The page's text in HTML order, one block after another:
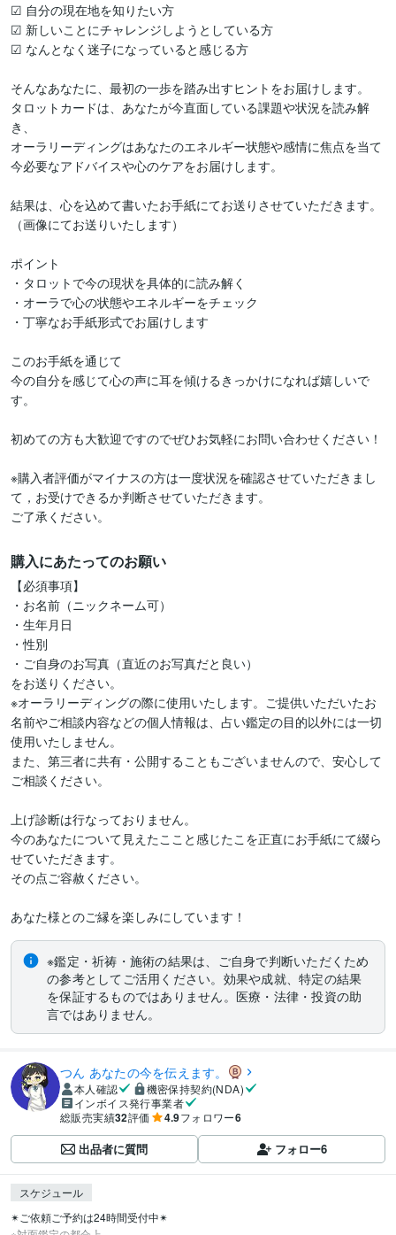
☑︎ 自分の現在地を知りたい方
☑︎ 新しいことにチャレンジしようとしている方
☑︎ なんとなく迷子になっていると感じる方
そんなあなたに、最初の一歩を踏み出すヒントをお届けします。
タロットカードは、あなたが今直面している課題や状況を読み解
き、
オーラリーディングはあなたのエネルギー状態や感情に焦点を当て
今必要なアドバイスや心のケアをお届けします。
結果は、心を込めて書いたお手紙にてお送りさせていただきます。
（画像にてお送りいたします）
ポイント
・タロットで今の現状を具体的に読み解く
・オーラで心の状態やエネルギーをチェック
・丁寧なお手紙形式でお届けします
このお手紙を通じて
今の自分を感じて心の声に耳を傾けるきっかけになれば嬉しいで
す。
初めての方も大歓迎ですのでぜひお気軽にお問い合わせください！
※購入者評価がマイナスの方は一度状況を確認させていただきまし
て，お受けできるか判断させていただきます。
ご了承ください。
購入にあたってのお願い
【必須事項】
・お名前（ニックネーム可）
・生年月日
・性別
・ご自身のお写真（直近のお写真だと良い）
をお送りください。
※オーラリーディングの際に使用いたします。ご提供いただいたお
名前やご相談内容などの個人情報は、占い鑑定の目的以外には一切
使用いたしません。
また、第三者に共有・公開することもございませんので、安心して
ご相談ください。
上げ診断は行なっておりません。
今のあなたについて見えたここと感じたこを正直にお手紙にて綴ら
せていただきます。
その点ご容赦ください。
あなた様とのご縁を楽しみにしています！
※鑑定・祈祷・施術の結果は、ご自身で判断いただくため
の参考としてご活用ください。効果や成就、特定の結果
を保証するものではありません。医療・法律・投資の助
言ではありません。
つん あなたの今を伝えます。
本人確認
機密保持契約(NDA)
インボイス発行事業者
総販売実績32評価 4.9フォロワー6
出品者に質問 フォロー6
スケジュール
✴︎ご依頼ご予約は24時間受付中✴︎